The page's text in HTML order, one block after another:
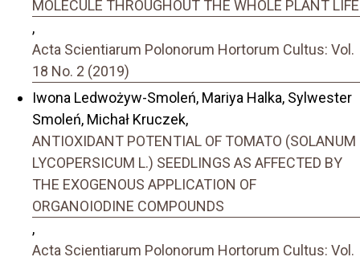
MOLECULE THROUGHOUT THE WHOLE PLANT LIFE
,
Acta Scientiarum Polonorum Hortorum Cultus: Vol.
18 No. 2 (2019)
Iwona Ledwożyw-Smoleń, Mariya Halka, Sylwester
Smoleń, Michał Kruczek,
ANTIOXIDANT POTENTIAL OF TOMATO (SOLANUM
LYCOPERSICUM L.) SEEDLINGS AS AFFECTED BY
THE EXOGENOUS APPLICATION OF
ORGANOIODINE COMPOUNDS
,
Acta Scientiarum Polonorum Hortorum Cultus: Vol.